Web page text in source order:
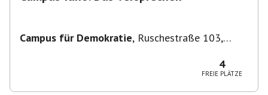
Campus für Demokratie, Ruschestraße 103,
4
FREIE PLÄTZE